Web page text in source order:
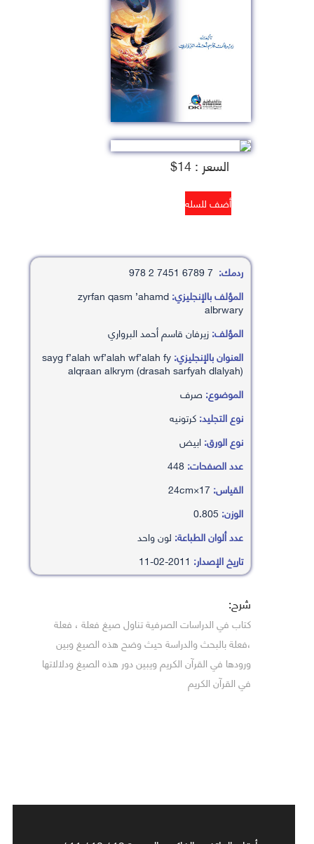
السعر : 14$
ردمك:
المؤلف بالإنجليزي:zyrfan qasm ’ahamd
albrwary
المؤلف:زيرفان قاسم أحمد البرواري
العنوان بالإنجليزي:sayg f’alah wf’alah wf’alah fy
alqraan alkrym (drasah sarfyah dlalyah)
الموضوع:صرف
نوع التجليد:كرتونيه
نوع الورق:ابيض
عدد الصفحات:
القياس:
الوزن:
عدد ألوان الطباعة: لون واحد
تاريخ الإصدار:
شرح:
كتاب في الدراسات الصرفية تناول صيغ فعلة ، فعلة
،فعلة بالبحث والدراسة حيث وضح هذه الصيغ وبين
ورودها في القرآن الكريم ويبين دور هذه الصيغ ودلالاتها
في القرآن الكريم